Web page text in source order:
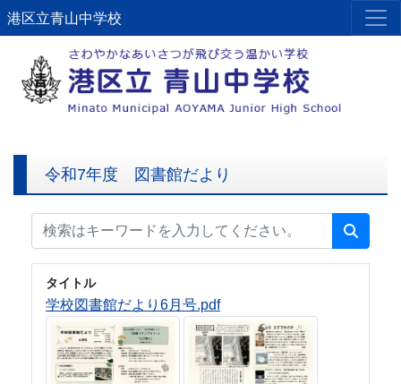
港区立青山中学校
令和7年度 図書館だより
タイトル
学校図書館だより6月号.pdf